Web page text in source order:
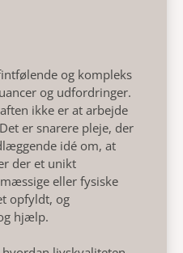
og kompleks
og udfordringer.
ikke er at arbejde
er snarere pleje, der
idé om, at
der et unikt
eller fysiske
opfyldt, og
hjælp.